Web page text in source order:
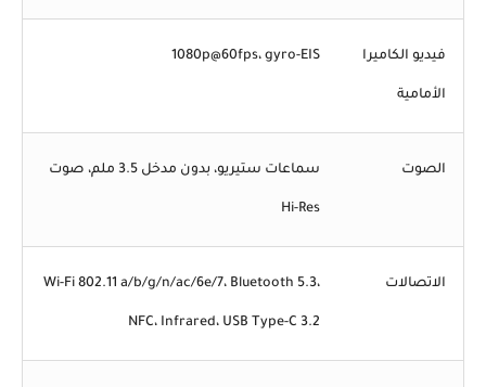
فيديو الكاميرا
الأمامية
1080p@60fps، gyro-EIS
الصوت سماعات ستيريو، بدون مدخل 3.5 ملم، صوت
Hi-Res
الاتصالات Wi-Fi 802.11 a/b/g/n/ac/6e/7، Bluetooth 5.3،
NFC، Infrared، USB Type-C 3.2